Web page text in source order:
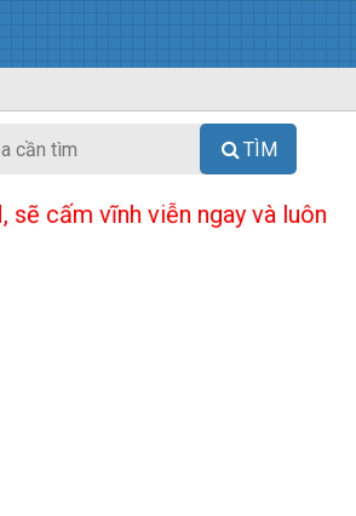
TÌM
sẽ cấm vĩnh viễn ngay và luôn